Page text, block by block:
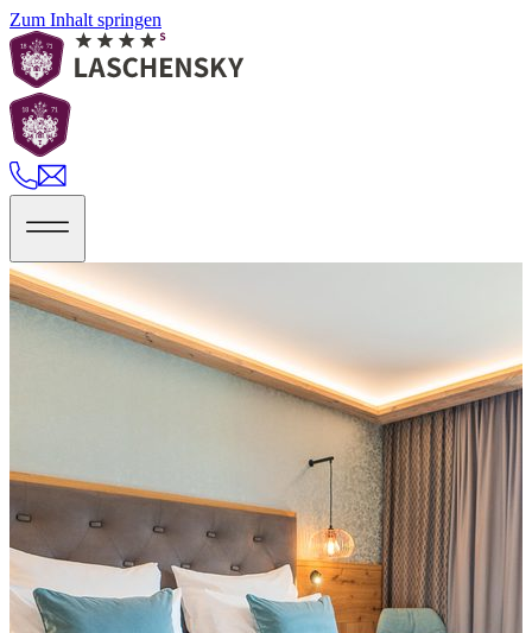
Zum Inhalt springen